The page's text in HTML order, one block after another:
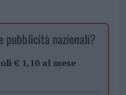
pubblicità nazionali?
€ 1,10 al mese